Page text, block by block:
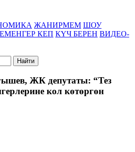
ЖАНИРМЕМ ШОУ
КЕП КҮЧ БЕРЕН ВИДЕО-
Найти
ЖК депутаты: “Тез
кол көтөргөн